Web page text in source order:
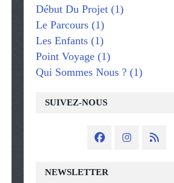
NEWSLETTER
SUIVEZ-NOUS
Début Du Projet (1)
Le Parcours (1)
Les Enfants (1)
Point Voyage (1)
Qui Sommes Nous ? (1)